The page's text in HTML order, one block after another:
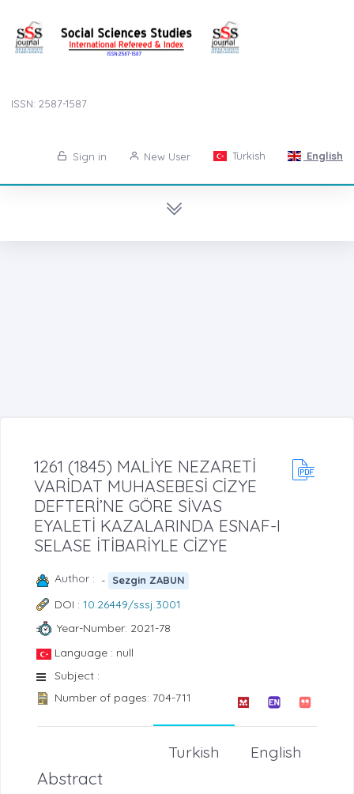
ISSN: 2587-1587
Sign in New User Turkish English
1261 (1845) MALİYE NEZARETİ
VARİDAT MUHASEBESİ CİZYE
DEFTERİ’NE GÖRE SİVAS
EYALETİ KAZALARINDA ESNAF-I
SELASE İTİBARİYLE CİZYE
Author : - Sezgin ZABUN
DOI : 10.26449/sssj.3001
Year-Number: 2021-78
Language : null
Subject :
Number of pages: 704-711
English
Turkish
Abstract